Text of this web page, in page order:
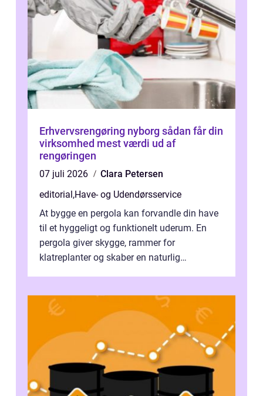
Erhvervsrengøring nyborg sådan får din
virksomhed mest værdi ud af
rengøringen
07 juli 2026
Clara Petersen
editorial,Have- og Udendørsservice
At bygge en pergola kan forvandle din have
til et hyggeligt og funktionelt uderum. En
pergola giver skygge, rammer for
klatreplanter og skaber en naturlig